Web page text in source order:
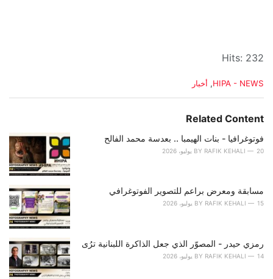
Hits: 232
C
e
o
r
:
HIPA - NEWS
, أخبار
Related Content
فوتوغرافيا - بنات الهيمبا .. بعدسة محمد الفالح
BY RAFIK KEHALI 20 يوليو، 2026
مسابقة ومعرض براعم للتصوير الفوتوغرافي
BY RAFIK KEHALI 15 يوليو، 2026
رمزي حيدر - المصوّر الذي جعل الذاكرة اللبنانية ترُى
BY RAFIK KEHALI 14 يوليو، 2026